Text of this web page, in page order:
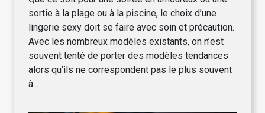
sortie à la plage ou à la piscine, le choix d’une
lingerie sexy doit se faire avec soin et précaution.
Avec les nombreux modèles existants, on n’est
souvent tenté de porter des modèles tendances
alors qu’ils ne correspondent pas le plus souvent
à...